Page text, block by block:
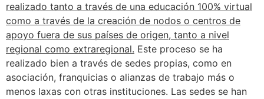
realizado tanto a través de una educación 100% virtual
como a través de la creación de nodos o centros de
apoyo fuera de sus países de origen, tanto a nivel
regional como extraregional. Este proceso se ha
realizado bien a través de sedes propias, como en
asociación, franquicias o alianzas de trabajo más o
menos laxas con otras instituciones. Las sedes se han